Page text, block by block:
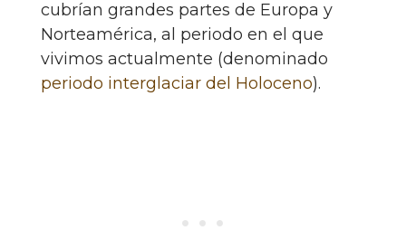
cubrían grandes partes de Europa y
Norteamérica, al periodo en el que
vivimos actualmente (denominado
periodo interglaciar del Holoceno).